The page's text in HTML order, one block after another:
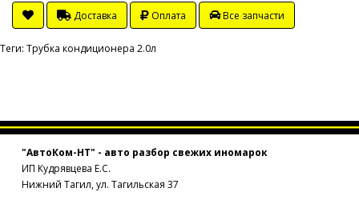
Доставка Оплата Все запчасти
Теги: Трубка кондиционера 2.0л
"АвтоКом-НТ" - авто разбор свежих иномарок
ИП Кудрявцева Е.С.
Нижний Тагил, ул. Тагильская 37